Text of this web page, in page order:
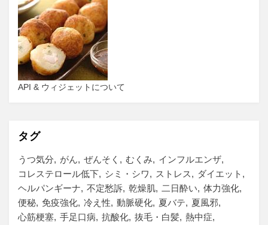
API & ウィジェットについて
タグ
うつ気分 がん ぜんそく むくみ
インフルエンザ
コレステロール低下
シミ・シワ ストレス
ダイエット
ヘルパンギーナ
不定愁訴 乾燥肌 二日酔い
体力強化
便秘 免疫強化 冷え性 動脈硬化 夏バテ
夏風邪
心筋梗塞 手足口病 抗酸化 抜毛・白髪 熱中症